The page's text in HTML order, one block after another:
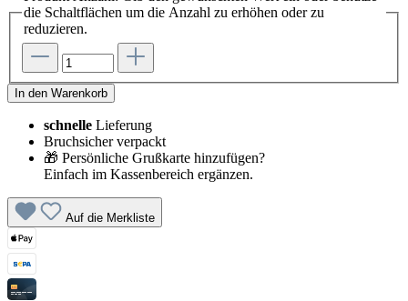
die Schaltflächen um die Anzahl zu erhöhen oder zu
reduzieren.
In den Warenkorb
schnelle Lieferung
Bruchsicher verpackt
🎁 Persönliche Grußkarte hinzufügen?
Einfach im Kassenbereich ergänzen.
Auf die Merkliste